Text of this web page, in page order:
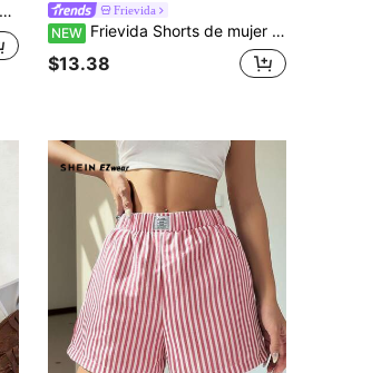
Frievida
NEW Frievida Shorts de mujer de verano con cintura alta y forma de tulipán, estampado aleatorio de bloques de color a rayas en rojo ladrillo, beige y amarillo terroso, con cinturón de cuerda gruesa en la cintura y diseño de lazo, shorts de línea A, casual para ir al trabajo, estilo old money minimalista, elegantes y versátiles para vacaciones en la playa
$13.38